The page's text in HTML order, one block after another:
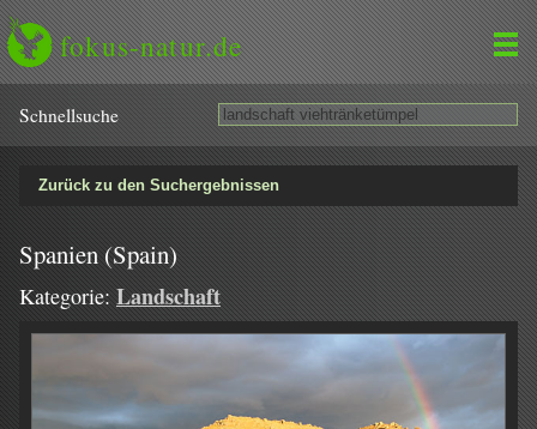
fokus-natur.de
Schnell­suche
Zurück zu den Suchergebnissen
Spanien (Spain)
Kategorie: Landschaft